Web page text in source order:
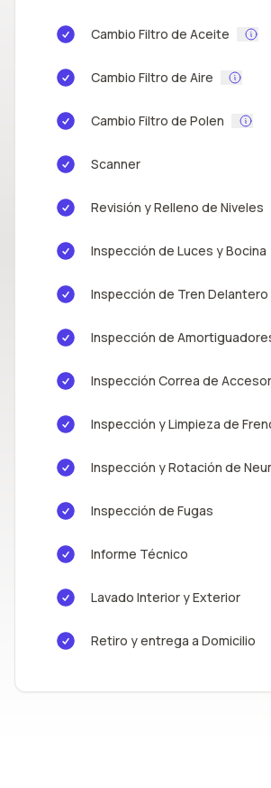
Cambio Filtro de Aceite
Cambio Filtro de Aire
Cambio Filtro de Polen
Scanner
Revisión y Relleno de Niveles
Inspección de Luces y Bocina
Inspección de Tren Delantero
Inspección de
Inspección Correa de
Inspección y Limpieza de
Inspección y Rotación de
Inspección de Fugas
Informe Técnico
Lavado Interior y Exterior
Retiro y entrega a Domicilio